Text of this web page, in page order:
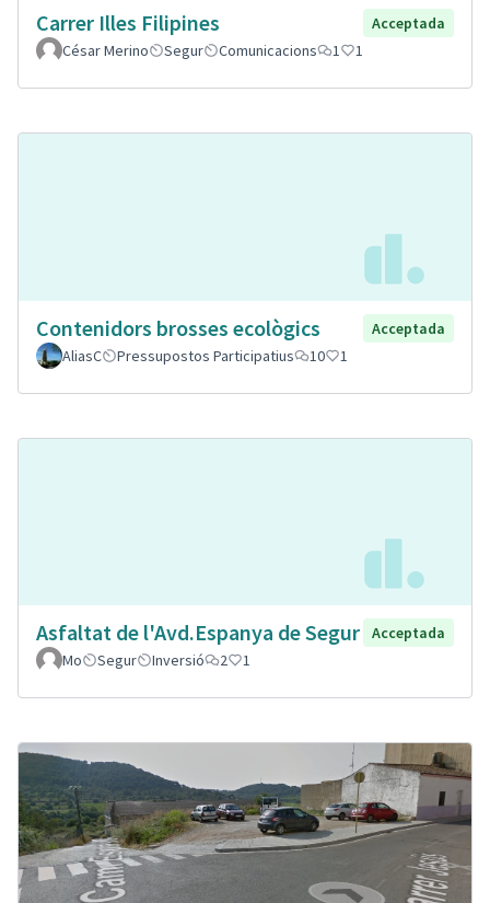
Carrer Illes Filipines
Acceptada
César Merino
Segur Comunicacions 1 1
Contenidors brosses ecològics
Acceptada
AliasC
Pressupostos Participatius 10 1
Asfaltat de l'Avd.Espanya de Segur
Acceptada
Mo
Segur Inversió 2 1